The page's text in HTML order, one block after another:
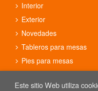
Interior
Exterior
Novedades
Tableros para mesas
Pies para mesas
Este sitio Web utiliza